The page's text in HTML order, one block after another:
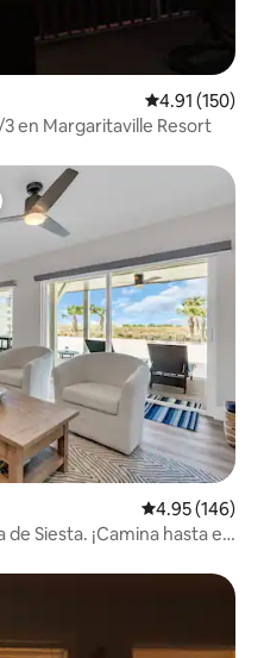
Calificación
4.91 (150)
en Margaritaville Resort
Calificación
4.95 (146)
Siesta. ¡Camina hasta el